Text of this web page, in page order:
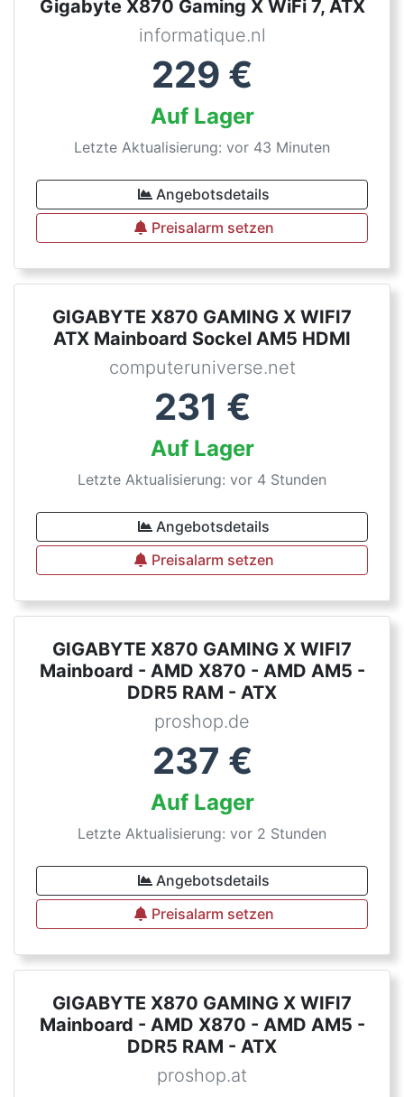
Gigabyte X870 Gaming X WiFi 7, ATX
informatique.nl
229 €
Auf Lager
Letzte Aktualisierung: vor 43 Minuten
Angebotsdetails
Preisalarm setzen
GIGABYTE X870 GAMING X WIFI7
ATX Mainboard Sockel AM5 HDMI
computeruniverse.net
231 €
Auf Lager
Letzte Aktualisierung: vor 4 Stunden
Angebotsdetails
Preisalarm setzen
GIGABYTE X870 GAMING X WIFI7
Mainboard - AMD X870 - AMD AM5 -
DDR5 RAM - ATX
proshop.de
237 €
Auf Lager
Letzte Aktualisierung: vor 2 Stunden
Angebotsdetails
Preisalarm setzen
GIGABYTE X870 GAMING X WIFI7
Mainboard - AMD X870 - AMD AM5 -
DDR5 RAM - ATX
proshop.at